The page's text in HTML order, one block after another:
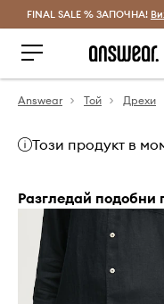
FINAL SALE % ЗАПОЧНА!
Answear Той Дрехи
Този продукт в
Разгледай подобни